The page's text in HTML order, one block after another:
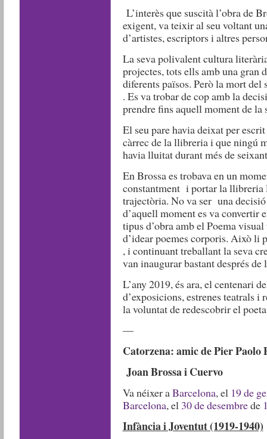
L’interès que suscità l’obra de
exigent, va teixir al seu voltant
d’artistes, escriptors i altres
La seva polivalent cultura
projectes, tots ells amb una gran
diferents països. Però la mort del
. Es va trobar de cop amb la
prendre fins aquell moment de la
El seu pare havia deixat per
càrrec de la llibreria i que ningú
havia lluitat durant més de
En Brossa es trobava en un
constantment i portar la llibreria
trajectòria. No va ser una
d’aquell moment es va
tipus d’obra amb el Poema
d’idear poemes corporis. Això li
, i continuant treballant la seva
van inaugurar bastant després de
L’any 2019, és ara, el centenari
d’exposicions, estrenes teatrals i
la voluntat de redescobrir el
—
Catorzena: amic de Pier Paolo
Joan Brossa i Cuervo
Va néixer aBarcelona, el 19 de
Barcelona, el 30 de desembrede
Infància i Joventut (1919-1940)